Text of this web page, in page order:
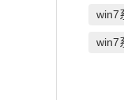
win7
win7